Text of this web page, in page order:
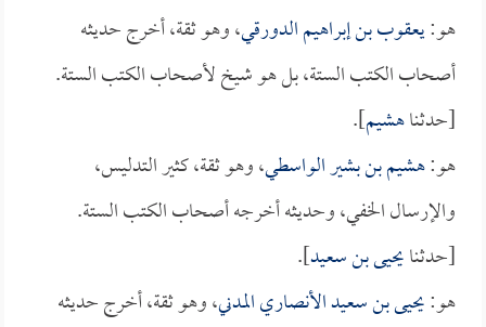
هو:يعقوب بن إبراهيم الدورقي، وهو ثقة، أخرج حديثه
أصحاب الكتب الستة، بل هو شيخ لأصحاب الكتب الستة.
[حدثناهشيم].
هو:هشيم بن بشير الواسطي، وهو ثقة، كثير التدليس،
والإرسال الخفي، وحديثه أخرجه أصحاب الكتب الستة.
[حدثنايحيى بن سعيد].
هو:يحيى بن سعيد الأنصاري المدني، وهو ثقة، أخرج حديثه